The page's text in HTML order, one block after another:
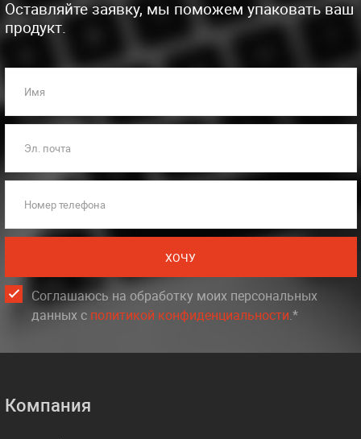
Оставляйте заявку, мы поможем упаковать ваш
продукт.
Имя
Эл. почта
Номер телефона
ХОЧУ
Соглашаюсь на обработку моих персональных
данных c политикой конфиденциальности.*
Компания